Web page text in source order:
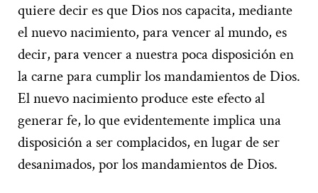
quiere decir es que Dios nos capacita, mediante
el nuevo nacimiento, para vencer al mundo, es
decir, para vencer a nuestra poca disposición en
la carne para cumplir los mandamientos de Dios.
El nuevo nacimiento produce este efecto al
generar fe, lo que evidentemente implica una
disposición a ser complacidos, en lugar de ser
desanimados, por los mandamientos de Dios.